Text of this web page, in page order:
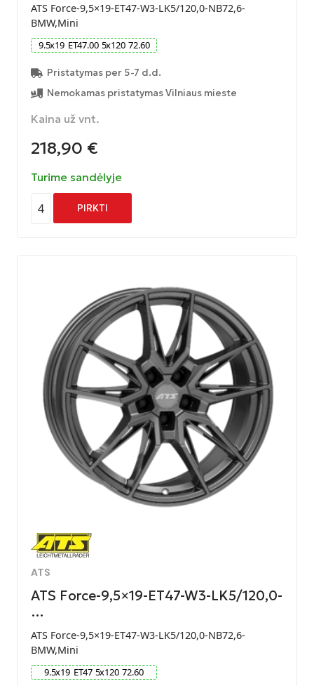
ATS Force-9,5×19-ET47-W3-LK5/120,0-NB72,6-
BMW,Mini
9.5x19 ET47.00 5x120 72.60
Pristatymas per 5-7 d.d.
Nemokamas pristatymas Vilniaus mieste
Kaina už vnt.
218,90 €
Turime sandėlyje
4 PIRKTI
ATS
ATS Force-9,5×19-ET47-W3-LK5/120,0-
…
ATS Force-9,5×19-ET47-W3-LK5/120,0-NB72,6-
BMW,Mini
9.5x19 ET47 5x120 72.60